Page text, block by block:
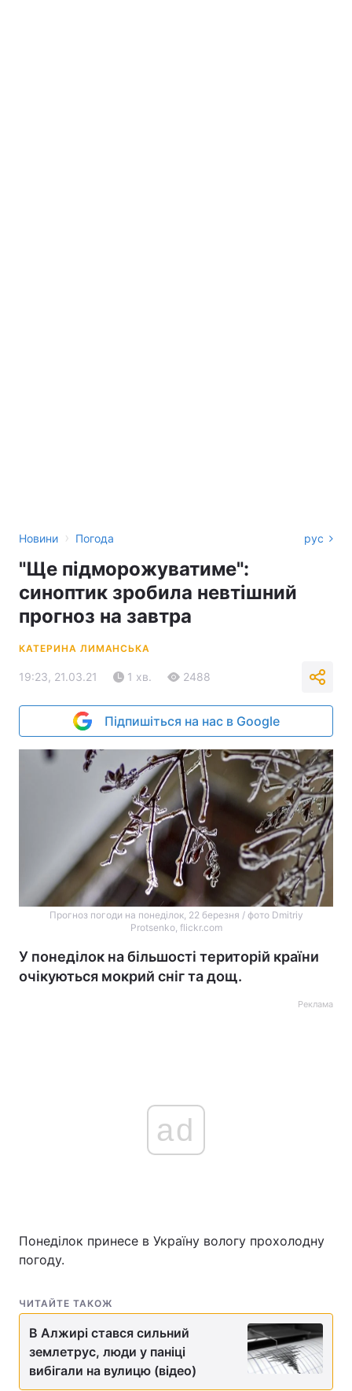
Новини › Погода рус
"Ще підморожуватиме":
синоптик зробила невтішний
прогноз на завтра
КАТЕРИНА ЛИМАНСЬКА
19:23, 21.03.21 1 хв. 2488
Підпишіться на нас в Google
Прогноз погоди на понеділок, 22 березня / фото Dmitriy
Protsenko, flickr.com
У понеділок на більшості територій країни
очікуються мокрий сніг та дощ.
Реклама
ad
Понеділок принесе в Україну вологу прохолодну
погоду.
ЧИТАЙТЕ ТАКОЖ
В Алжирі стався сильний
землетрус, люди у паніці
вибігали на вулицю (відео)